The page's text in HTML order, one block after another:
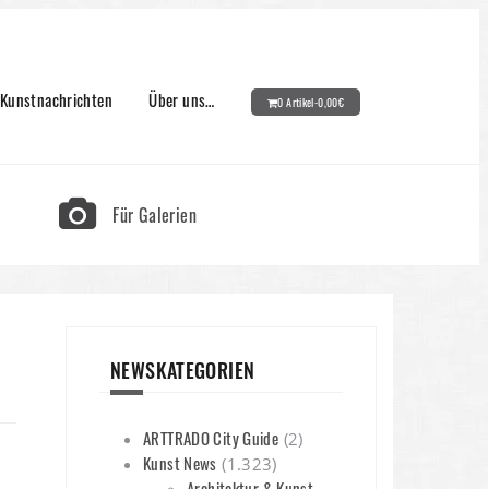
Kunstnachrichten Über uns… 0 Artikel-0,00€
Für Galerien
NEWSKATEGORIEN
ARTTRADO City Guide (2)
Kunst News (1.323)